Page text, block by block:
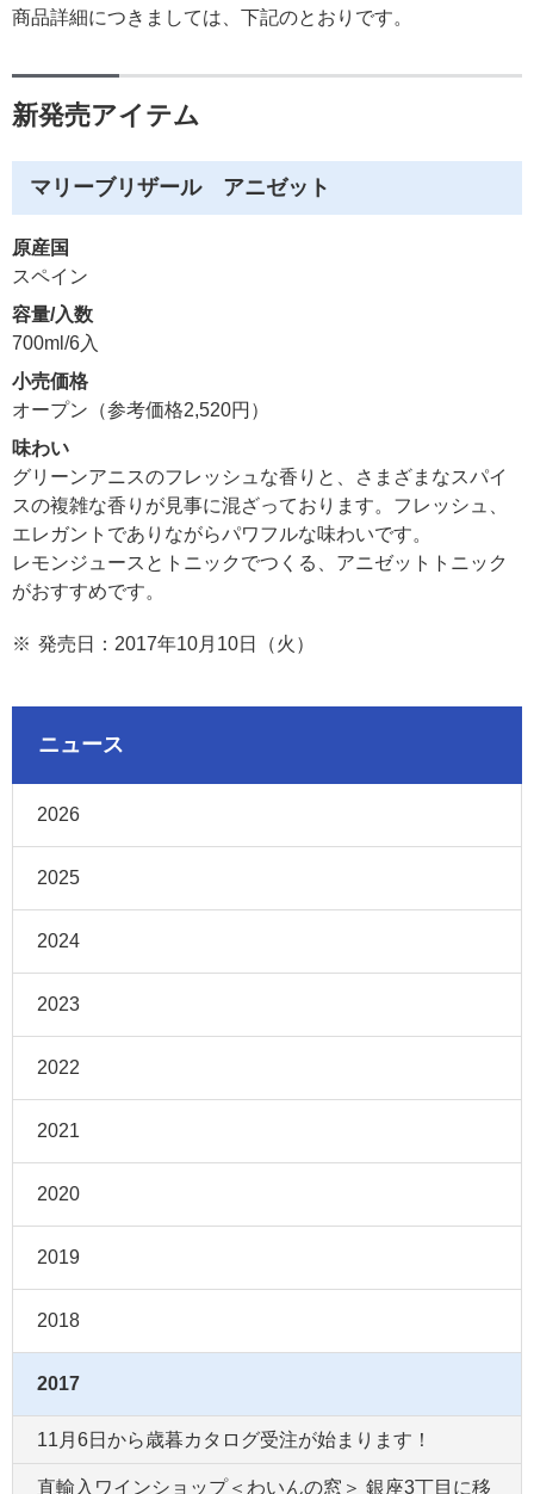
商品詳細につきましては、下記のとおりです。
新発売アイテム
マリーブリザール アニゼット
原産国
スペイン
容量/入数
700ml/6入
小売価格
オープン（参考価格2,520円）
味わい
グリーンアニスのフレッシュな香りと、さまざまなスパイ
スの複雑な香りが見事に混ざっております。フレッシュ、
エレガントでありながらパワフルな味わいです。
レモンジュースとトニックでつくる、アニゼットトニック
がおすすめです。
※ 発売日：2017年10月10日（火）
ニュース
2026
2025
2024
2023
2022
2021
2020
2019
2018
2017
11月6日から歳暮カタログ受注が始まります！
直輸入ワインショップ＜わいんの窓＞ 銀座3丁目に移